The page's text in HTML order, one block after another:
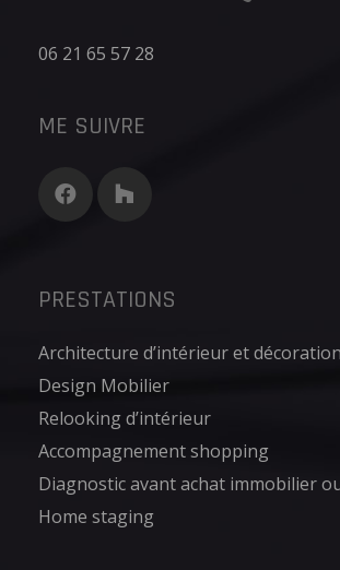
06 21 65 57 28
ME SUIVRE
PRESTATIONS
Architecture d’intérieur et décoration
Design Mobilier
Relooking d’intérieur
Accompagnement shopping
Diagnostic avant achat immobilier
Home staging